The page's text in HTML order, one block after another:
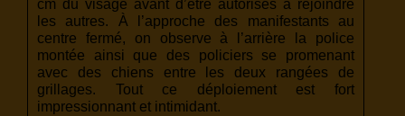
cm du visage avant d’être autorisés à rejoindre
les autres. À l’approche des manifestants au
centre fermé, on observe à l’arrière la police
montée ainsi que des policiers se promenant
avec des chiens entre les deux rangées de
grillages. Tout ce déploiement est fort
impressionnant et intimidant.